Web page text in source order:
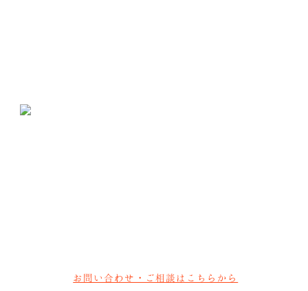
お問い合わせ・ご相談はこちらから